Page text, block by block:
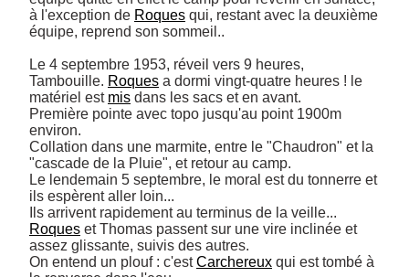
à l'exception de Roques qui, restant avec la deuxième
équipe, reprend son sommeil..
Le 4 septembre 1953, réveil vers 9 heures,
Tambouille. Roques a dormi vingt-quatre heures ! le
matériel est mis dans les sacs et en avant.
Première pointe avec topo jusqu'au point 1900m
environ.
Collation dans une marmite, entre le "Chaudron" et la
"cascade de la Pluie", et retour au camp.
Le lendemain 5 septembre, le moral est du tonnerre et
ils espèrent aller loin...
Roques et Thomas passent sur une vire inclinée et
assez glissante, suivis des autres.
On entend un plouf : c'est Carchereux qui est tombé à